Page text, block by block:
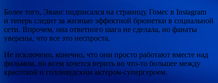
Более того, Эванс подписался на страницу Гомес в Instagram
и теперь следит за жизнью эффектной брюнетки в социальной
сети. Впрочем, она ответного шага не сделала, но фанаты
уверены, что все это неспроста.
Не исключено, конечно, что они просто работают вместе над
фильмом, но всем хочется верить во что-то большее между
красоткой и голливудским актером-супергероем.